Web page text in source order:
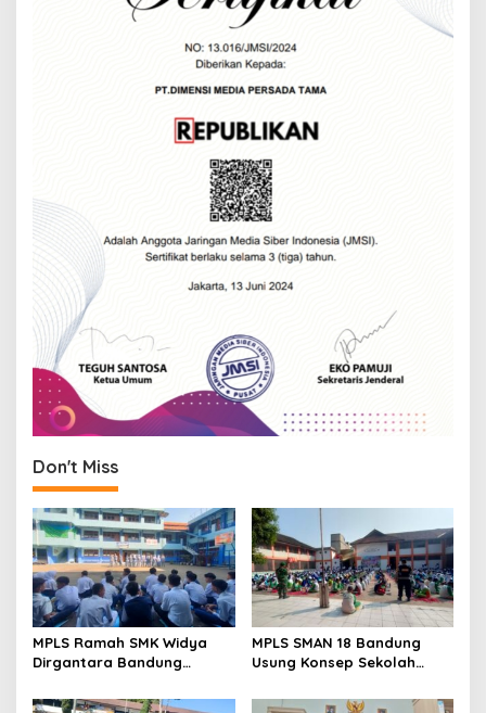
Don't Miss
MPLS Ramah SMK Widya
Dirgantara Bandung
dan Budaya Kerja Industri
MPLS SMAN 18 Bandung
Usung Konsep Sekolah
Baru